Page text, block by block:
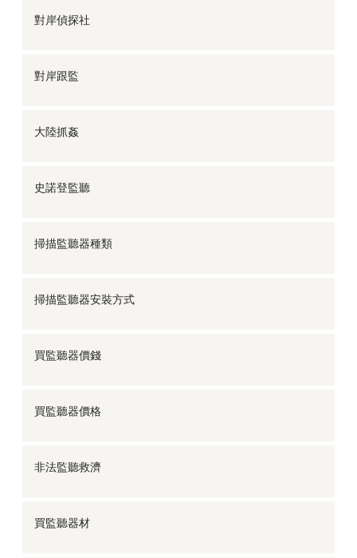
對岸偵探社
對岸跟監
大陸抓姦
史諾登監聽
掃描監聽器種類
掃描監聽器安裝方式
買監聽器價錢
買監聽器價格
非法監聽救濟
買監聽器材